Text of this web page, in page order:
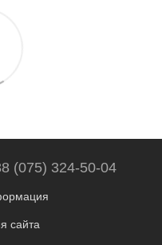
(075) 324-50-04
сайта